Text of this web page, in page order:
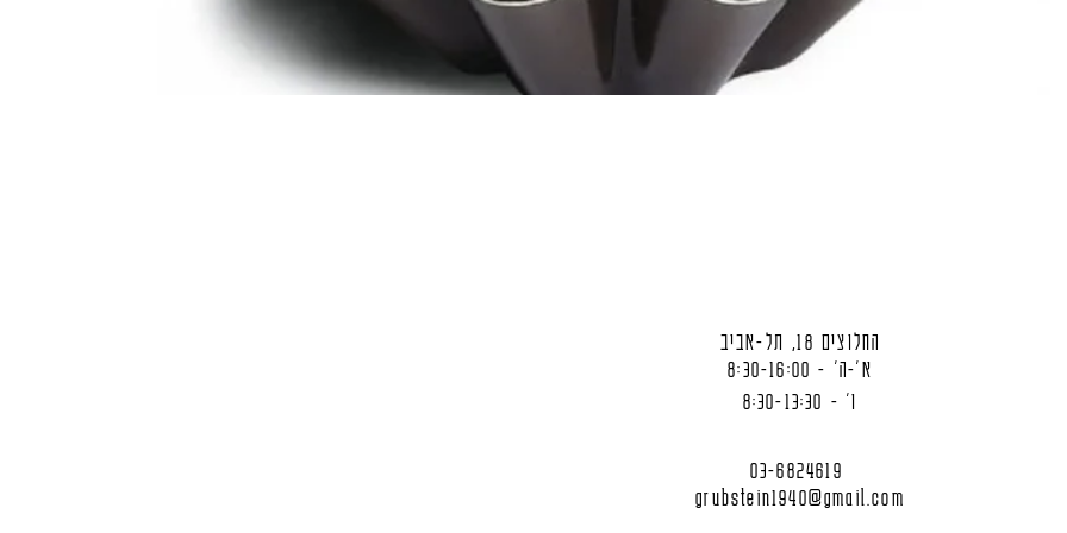
החלוצים 18, תל-אביב
א'-ה' - 8:30-16:00
ו' - 8:30-13:30
03-6824619
grubstein1940@gmail.com